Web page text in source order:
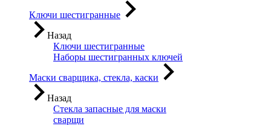
Ключи шестигранные
Назад
Ключи шестигранные
Наборы шестигранных ключей
Маски сварщика, стекла, каски
Назад
Стекла запасные для маски
сварщи